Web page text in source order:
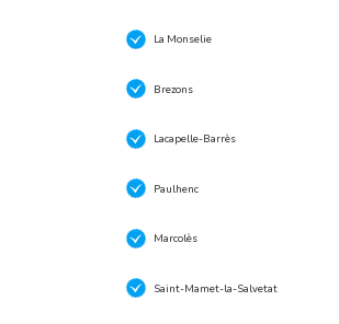
La Monselie
Brezons
Lacapelle-Barrès
Paulhenc
Marcolès
Saint-Mamet-la-Salvetat